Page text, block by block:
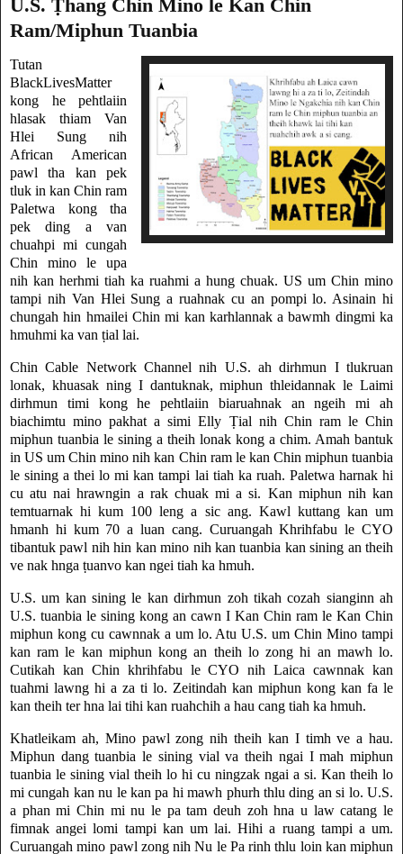
U.S. Ṭhang Chin Mino le Kan Chin
Ram/Miphun Tuanbia
Tutan
BlackLivesMatter
kong he pehtlaiin
hlasak thiam Van
Hlei Sung nih
African American
pawl tha kan pek
tluk in kan Chin ram
Paletwa kong tha
pek ding a van
chuahpi mi cungah
Chin mino le upa
nih kan herhmi tiah ka ruahmi a hung chuak. US um Chin mino
tampi nih Van Hlei Sung a ruahnak cu an pompi lo. Asinain hi
chungah hin hmailei Chin mi kan karhlannak a bawmh dingmi ka
hmuhmi ka van ṭial lai.
Chin Cable Network Channel nih U.S. ah dirhmun I tlukruan
lonak, khuasak ning I dantuknak, miphun thleidannak le Laimi
dirhmun timi kong he pehtlaiin biaruahnak an ngeih mi ah
biachimtu mino pakhat a simi Elly Ṭial nih Chin ram le Chin
miphun tuanbia le sining a theih lonak kong a chim. Amah bantuk
in US um Chin mino nih kan Chin ram le kan Chin miphun tuanbia
le sining a thei lo mi kan tampi lai tiah ka ruah. Paletwa harnak hi
cu atu nai hrawngin a rak chuak mi a si. Kan miphun nih kan
temtuarnak hi kum 100 leng a sic ang. Kawl kuttang kan um
hmanh hi kum 70 a luan cang. Curuangah Khrihfabu le CYO
tibantuk pawl nih hin kan mino nih kan tuanbia kan sining an theih
ve nak hnga ṭuanvo kan ngei tiah ka hmuh.
U.S. um kan sining le kan dirhmun zoh tikah cozah sianginn ah
U.S. tuanbia le sining kong an cawn I Kan Chin ram le Kan Chin
miphun kong cu cawnnak a um lo. Atu U.S. um Chin Mino tampi
kan ram le kan miphun kong an theih lo zong hi an mawh lo.
Cutikah kan Chin khrihfabu le CYO nih Laica cawnnak kan
tuahmi lawng hi a za ti lo. Zeitindah kan miphun kong kan fa le
kan theih ter hna lai tihi kan ruahchih a hau cang tiah ka hmuh.
Khatleikam ah, Mino pawl zong nih theih kan I timh ve a hau.
Miphun dang tuanbia le sining vial va theih ngai I mah miphun
tuanbia le sining vial theih lo hi cu ningzak ngai a si. Kan theih lo
mi cungah kan nu le kan pa hi mawh phurh thlu ding an si lo. U.S.
a phan mi Chin mi nu le pa tam deuh zoh hna u law catang le
fimnak angei lomi tampi kan um lai. Hihi a ruang tampi a um.
Curuangah mino pawl zong nih Nu le Pa rinh thlu loin kan miphun